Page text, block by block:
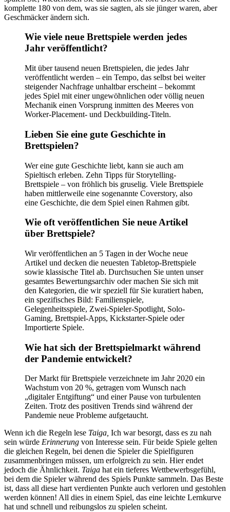
komplette 180 von dem, was sie sagten, als sie jünger waren, aber
Geschmäcker ändern sich.
Wie viele neue Brettspiele werden jedes
Jahr veröffentlicht?
Mit über tausend neuen Brettspielen, die jedes Jahr
veröffentlicht werden – ein Tempo, das selbst bei weiter
steigender Nachfrage unhaltbar erscheint – bekommt
jedes Spiel mit einer ungewöhnlichen oder völlig neuen
Mechanik einen Vorsprung inmitten des Meeres von
Worker-Placement- und Deckbuilding-Titeln.
Lieben Sie eine gute Geschichte in
Brettspielen?
Wer eine gute Geschichte liebt, kann sie auch am
Spieltisch erleben. Zehn Tipps für Storytelling-
Brettspiele – von fröhlich bis gruselig. Viele Brettspiele
haben mittlerweile eine sogenannte Coverstory, also
eine Geschichte, die dem Spiel einen Rahmen gibt.
Wie oft veröffentlichen Sie neue Artikel
über Brettspiele?
Wir veröffentlichen an 5 Tagen in der Woche neue
Artikel und decken die neuesten Tabletop-Brettspiele
sowie klassische Titel ab. Durchsuchen Sie unten unser
gesamtes Bewertungsarchiv oder machen Sie sich mit
den Kategorien, die wir speziell für Sie kuratiert haben,
ein spezifisches Bild: Familienspiele,
Gelegenheitsspiele, Zwei-Spieler-Spotlight, Solo-
Gaming, Brettspiel-Apps, Kickstarter-Spiele oder
Importierte Spiele.
Wie hat sich der Brettspielmarkt während
der Pandemie entwickelt?
Der Markt für Brettspiele verzeichnete im Jahr 2020 ein
Wachstum von 20 %, getragen vom Wunsch nach
„digitaler Entgiftung“ und einer Pause von turbulenten
Zeiten. Trotz des positiven Trends sind während der
Pandemie neue Probleme aufgetaucht.
Wenn ich die Regeln lese Taiga, Ich war besorgt, dass es zu nah
sein würde Erinnerung von Interesse sein. Für beide Spiele gelten
die gleichen Regeln, bei denen die Spieler die Spielfiguren
zusammenbringen müssen, um erfolgreich zu sein. Hier endet
jedoch die Ähnlichkeit. Taiga hat ein tieferes Wettbewerbsgefühl,
bei dem die Spieler während des Spiels Punkte sammeln. Das Beste
ist, dass all diese hart verdienten Punkte auch verloren und gestohlen
werden können! All dies in einem Spiel, das eine leichte Lernkurve
hat und schnell und reibungslos zu spielen scheint.